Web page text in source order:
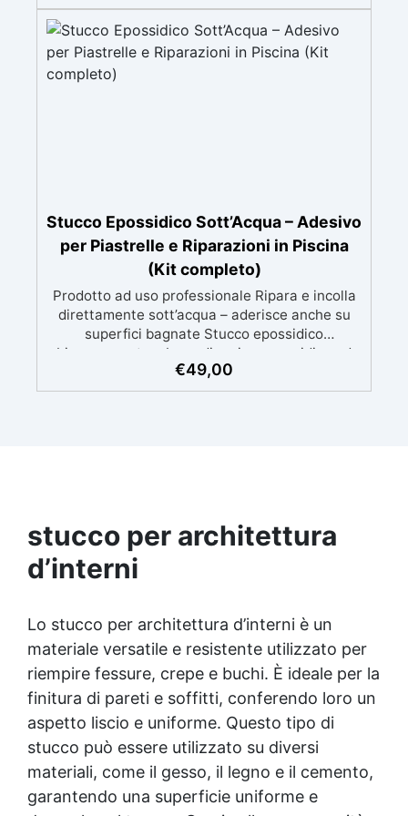
esperienza, con assistenza video/telefonica
gratuita ✅ Economico e Veloce: rinnova le
superfici con una spesa minima, evitando
costosi lavori di ripristino, in appena 24h ✅
Versatile e personalizzabile: adatto a cemento,
Stucco Epossidico Sott’Acqua – Adesivo
per Piastrelle e Riparazioni in Piscina
(Kit completo)
Prodotto ad uso professionale Ripara e incolla
direttamente sott’acqua – aderisce anche su
superfici bagnate Stucco epossidico
bicomponente a base di resina epossidica ad
alta adesione, progettato per riparazioni e
incollaggi resistenti anche in immersione totale.
piastrelle, ceramica, mosaico e pietra naturale
🧴 Consistenza pastosa – non cola, perfetta
per superfici verticali e immersioni 🧤 Kit
completo incluso: resina + indurente + spatola
anche in acqua – risultato resistente e duraturo
🌡 Resistente alle variazioni di temperatura e
all’azione di cloro e agenti chimici 🧰 Versatile:
ideale per manutenzione domestica, hotel,
centri benessere e piscine pubbliche 💡 Perché
scegliere questo stucco 💧 Uso subacqueo
reale Si applica anche con la superficie
completamente immersa.🧱 Adesione su
materiali minerali Perfetto per piastrelle,
mosaico, pietra naturale.🛠 Non cola e non
scivola Formula pastosa che resta dove viene
€49,00
stucco per architettura
d’interni
Lo stucco per architettura d’interni è un
materiale versatile e resistente utilizzato per
riempire fessure, crepe e buchi. È ideale per la
finitura di pareti e soffitti, conferendo loro un
aspetto liscio e uniforme. Questo tipo di
stucco può essere utilizzato su diversi
materiali, come il gesso, il legno e il cemento,
garantendo una superficie uniforme e